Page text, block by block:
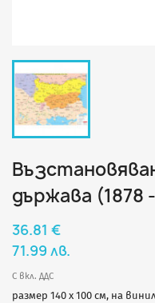
държава (1878
36.81 €
71.99 лв.
С вкл. ДДС
размер 140 х 100 см, на винил